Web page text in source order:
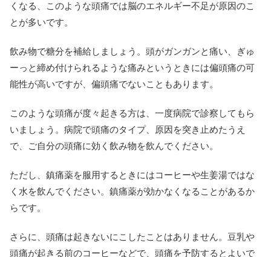
くなる、このような頭痛では脳のエネルギー不足が原因のこ
とが多いです。
飲み物で糖分を補給しましょう。頭がガンガンと痛い、ぎゅ
ーっと締め付けられるような痛みというときには偏頭痛の可
能性が高いですが、偏頭痛でないこともあります。
このような頭痛が度々起きる方は、一度病院で診察してもら
いましょう。病院で頭痛のタイプ、原因を突き止めたうえ
で、ご自分の頭痛に効く飲み物を飲んでください。
ただし、鎮痛薬を服用するときにはコーヒーや生姜湯ではな
く水を飲んでください。鎮痛薬が効かなくなることがあるか
らです。
さらに、頭痛は起きないにこしたことはありません。豆乳や
頭痛が起きる前のコーヒーなどで、頭痛を予防するとよいで